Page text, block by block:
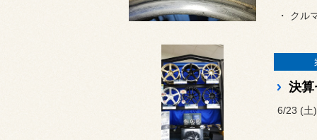
・ クル
決算
6/23 (土